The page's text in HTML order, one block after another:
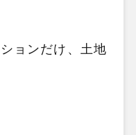
ョンだけ、土地